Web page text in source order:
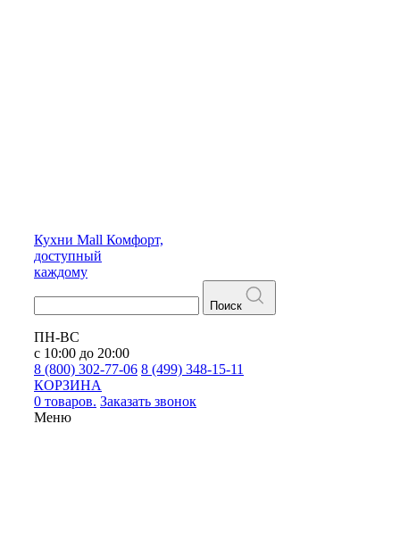
Кухни Mall Комфорт,
доступный
каждому
Поиск
ПН-ВС
с 10:00 до 20:00
8 (800) 302-77-06 8 (499) 348-15-11
КОРЗИНА
0 товаров. Заказать звонок
Меню